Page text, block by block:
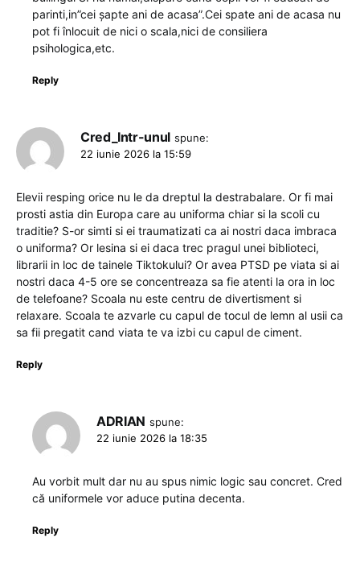
parinti,in”cei șapte ani de acasa”.Cei spate ani de acasa nu
pot fi înlocuit de nici o scala,nici de consiliera
psihologica,etc.
Reply
Cred_Intr-unul spune:
22 iunie 2026 la 15:59
Elevii resping orice nu le da dreptul la destrabalare. Or fi mai
prosti astia din Europa care au uniforma chiar si la scoli cu
traditie? S-or simti si ei traumatizati ca ai nostri daca imbraca
o uniforma? Or lesina si ei daca trec pragul unei biblioteci,
librarii in loc de tainele Tiktokului? Or avea PTSD pe viata si ai
nostri daca 4-5 ore se concentreaza sa fie atenti la ora in loc
de telefoane? Scoala nu este centru de divertisment si
relaxare. Scoala te azvarle cu capul de tocul de lemn al usii ca
sa fii pregatit cand viata te va izbi cu capul de ciment.
Reply
ADRIAN spune:
22 iunie 2026 la 18:35
Au vorbit mult dar nu au spus nimic logic sau concret. Cred
că uniformele vor aduce putina decenta.
Reply